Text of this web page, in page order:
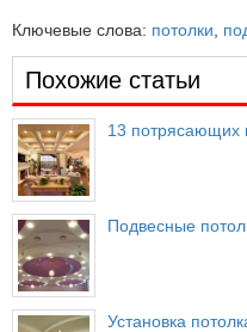
Ключевые слова: потолки
Похожие статьи
13 потрясающих
Подвесные
Установка